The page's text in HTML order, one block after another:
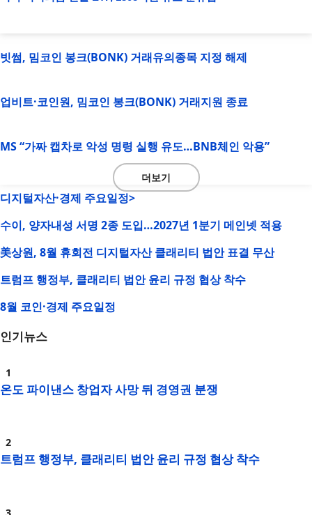
빗썸, 밈코인 봉크(BONK) 거래유의종목 지정 해제
업비트·코인원, 밈코인 봉크(BONK) 거래지원 종료
MS “가짜 캡차로 악성 명령 실행 유도…BNB체인 악용”
더보기
디지털자산·경제 주요일정>
수이, 양자내성 서명 2종 도입…2027년 1분기 메인넷 적용
美상원, 8월 휴회전 디지털자산 클래리티 법안 표결 무산
트럼프 행정부, 클래리티 법안 윤리 규정 협상 착수
8월 코인·경제 주요일정
인기뉴스
온도 파이낸스 창업자 사망 뒤 경영권 분쟁
트럼프 행정부, 클래리티 법안 윤리 규정 협상 착수